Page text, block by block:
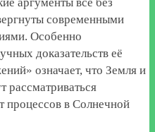
современными
Особенно
доказательств её
означает, что Земля и
рассматриваться
процессов в Солнечной